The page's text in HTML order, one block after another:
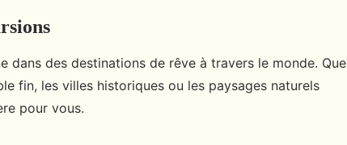
dans des destinations de rêve à travers le monde. Que
fin, les villes historiques ou les paysages naturels
pour vous.